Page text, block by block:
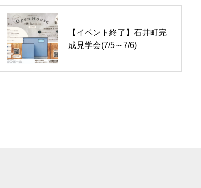
ラインナップ
提案します。
【イベント終了】石井町完
成見学会(7/5～7/6)